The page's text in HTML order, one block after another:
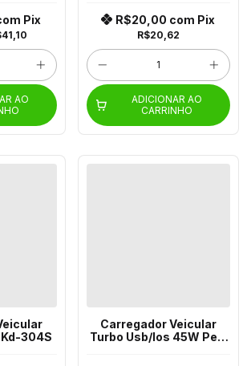
Pix
AO
R$20,62
R$20,00 com Pix
ADICIONAR AO
CARRINHO
304S
Carregador Veicular
Turbo Usb/Ios 45W Pei-